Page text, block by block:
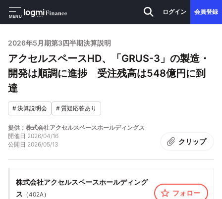
MENU
ログイン 会員登録
2026年5月期第3四半期決算説明
アクセルスペースHD、「GRUS-3」の製造・
開発は順調に進捗 受注残高は548億円に到
達
#決算説明会 #質疑応答あり
提供：株式会社アクセルスペースホールディングス
開催日 2026/04/16
公開日 2026/05/13 クリップ
株式会社アクセルスペースホールディング
ス （402A）
フォロー